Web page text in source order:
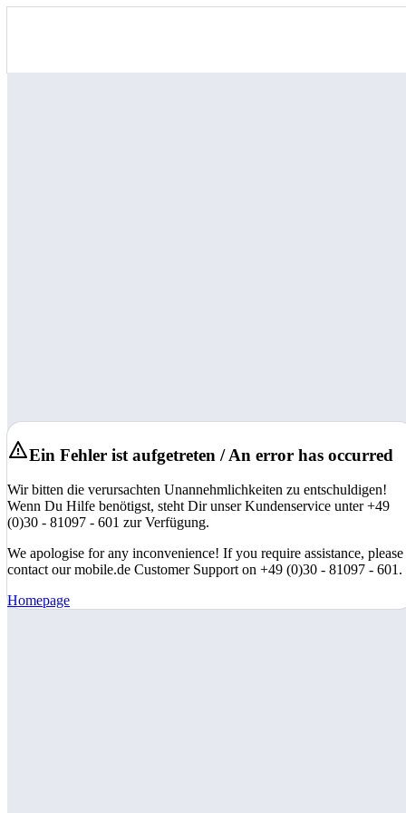
Ein Fehler ist aufgetreten / An error has occurred
Wir bitten die verursachten Unannehmlichkeiten zu entschuldigen!
Wenn Du Hilfe benötigst, steht Dir unser Kundenservice unter +49
(0)30 - 81097 - 601 zur Verfügung.
We apologise for any inconvenience! If you require assistance, please
contact our mobile.de Customer Support on +49 (0)30 - 81097 - 601.
Homepage